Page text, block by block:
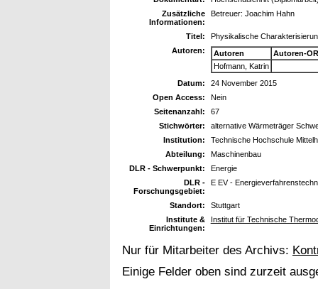
Zusätzliche
Informationen:
Betreuer: Joachim Hahn
Titel:
Physikalische
Autoren:
Autoren
Autoren-
Hofmann, Katrin
Datum:
24 November 2015
Open Access:
Nein
Seitenanzahl:
67
Stichwörter:
alternative Wärmeträger
Institution:
Technische Hochschule
Abteilung:
Maschinenbau
DLR - Schwerpunkt:
Energie
DLR -
Forschungsgebiet:
E EV -
Standort:
Stuttgart
Institute &
Einrichtungen:
Institut für Technische
Nur für Mitarbeiter des Archivs:
Einige Felder oben sind zurzeit